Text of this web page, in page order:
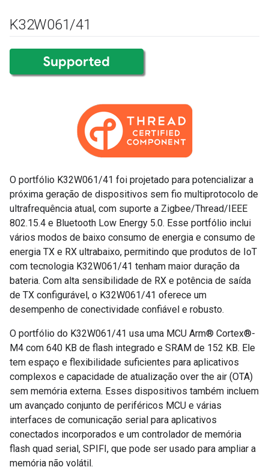
K32W061/41
O portfólio K32W061/41 foi projetado para potencializar a
próxima geração de dispositivos sem fio multiprotocolo de
ultrafrequência atual, com suporte a Zigbee/Thread/IEEE
802.15.4 e Bluetooth Low Energy 5.0. Esse portfólio inclui
vários modos de baixo consumo de energia e consumo de
energia TX e RX ultrabaixo, permitindo que produtos de IoT
com tecnologia K32W061/41 tenham maior duração da
bateria. Com alta sensibilidade de RX e potência de saída
de TX configurável, o K32W061/41 oferece um
desempenho de conectividade confiável e robusto.
O portfólio do K32W061/41 usa uma MCU Arm® Cortex®-
M4 com 640 KB de flash integrado e SRAM de 152 KB. Ele
tem espaço e flexibilidade suficientes para aplicativos
complexos e capacidade de atualização over the air (OTA)
sem memória externa. Esses dispositivos também incluem
um avançado conjunto de periféricos MCU e várias
interfaces de comunicação serial para aplicativos
conectados incorporados e um controlador de memória
flash quad serial, SPIFI, que pode ser usado para ampliar a
memória não volátil.